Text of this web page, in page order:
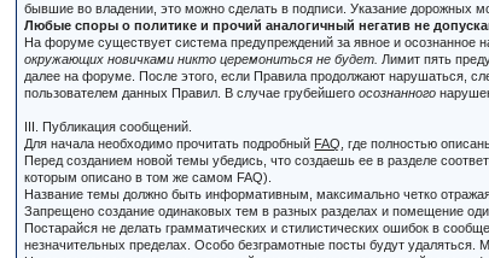
бывшие во владении, это можно сделать в подписи. Указание дорожных
Любые споры о политике и прочий аналогичный негатив не
На форуме существует система предупреждений за явное и
окружающих новичками никто церемониться не будет. Лимит пять
далее на форуме. После этого, если Правила продолжают нарушаться,
пользователем данных Правил. В случае грубейшегоосознанного
III. Публикация сообщений.
Для начала необходимо прочитать подробный FAQ , где полностью
Перед созданием новой темы убедись, что создаешь ее в разделе
которым описано в том же самом FAQ).
Название темы должно быть информативным, максимально четко
Запрещено создание одинаковых тем в разных разделах и помещение
Постарайся не делать грамматических и стилистических ошибок в
незначительных пределах. Особо безграмотные посты будут удаляться.